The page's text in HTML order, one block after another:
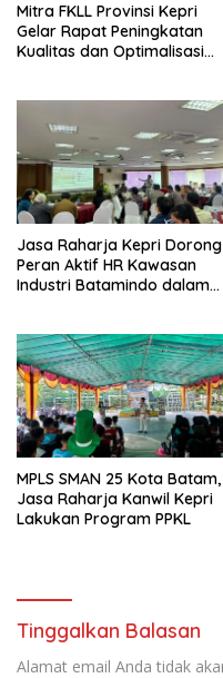
Mitra FKLL Provinsi Kepri
Gelar Rapat Peningkatan
Kualitas dan Optimalisasi
Jasa Raharja Kepri Dorong
Peran Aktif HR Kawasan
Industri Batamindo dalam
MPLS SMAN 25 Kota Batam,
Jasa Raharja Kanwil Kepri
Lakukan Program PPKL
Tinggalkan Balasan
Alamat email Anda tidak